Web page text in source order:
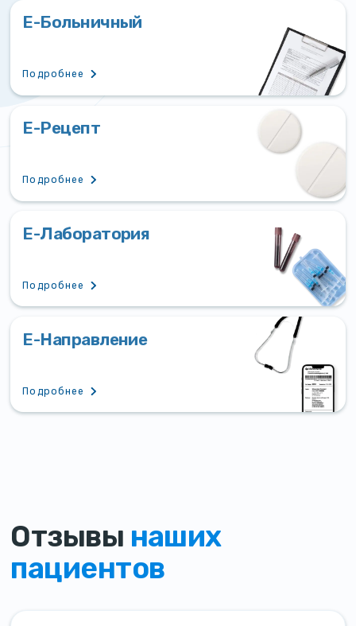
Е-Больничный
Подробнее
Е-Рецепт
Подробнее
Е-Лаборатория
Подробнее
Е-Направление
Подробнее
Отзывы наших
пациентов